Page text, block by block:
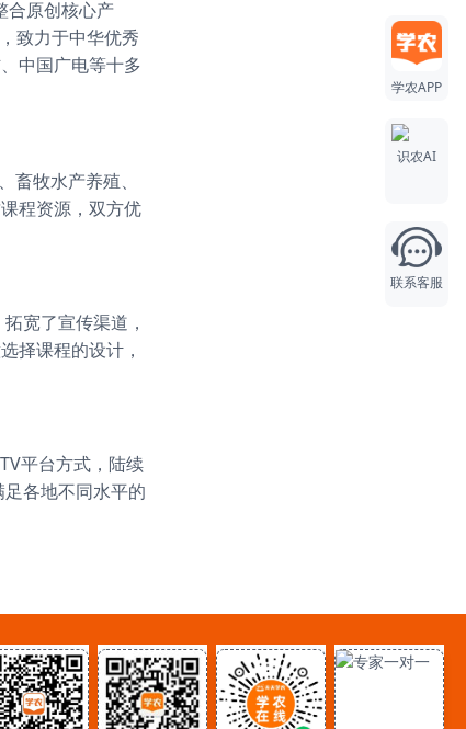
合原创核心产
致力于中华优秀
中国广电等十多
牧水产养殖、
程资源，双方优
宽了宣传渠道，
择课程的设计，
平台方式，陆续
各地不同水平的
击种植痛点：根源刨析：5 大落果
元凶一网打尽从树势衰弱、营养失
衡、气候胁迫到授粉不良、病虫侵
害，李军会用真实果园案例，把每
一个导致落花落果的 “隐形杀手” 揪
波高价红利还能持续多久？盲目跟
风会不会重蹈其他热门水果 “价崩”
的覆辙？3 月 19 日晚 8 点，融安县
农业农村专业技术协会名誉会长韦
建勋将做客《细说农技》直播间，
解脆蜜金桔的产业现状、市场趋
势，揭秘高产种植技术与长久盈利
模式，帮从业者抓住窗口期、规避
学农APP
识农AI
联系客服